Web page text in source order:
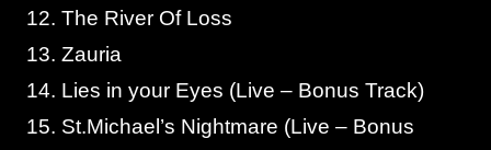
12. The River Of Loss
13. Zauria
14. Lies in your Eyes (Live – Bonus Track)
15. St.Michael’s Nightmare (Live – Bonus